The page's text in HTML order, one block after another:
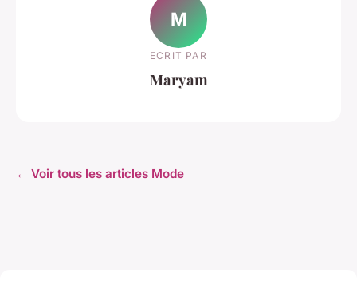
M
ECRIT PAR
Maryam
← Voir tous les articles Mode